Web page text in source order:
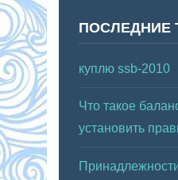
ПОСЛЕДНИЕ
куплю ssb-2010
Что такое
установить